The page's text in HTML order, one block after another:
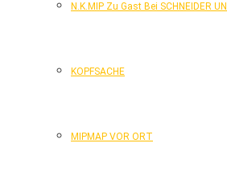
N.K.MIP Zu Gast Bei SCHNEIDER
KOPFSACHE
MIPMAP VOR ORT